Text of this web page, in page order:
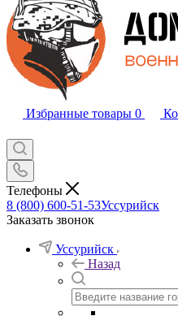
Избранные товары 0
Телефоны
8 (800) 600-51-53Уссурийск
Заказать звонок
Уссурийск
Назад